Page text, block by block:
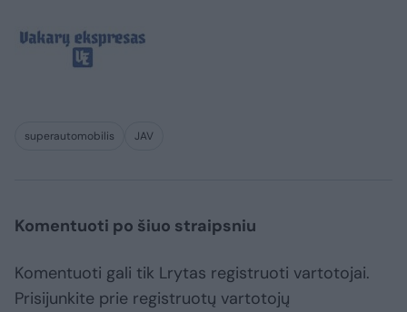
superautomobilis JAV
Komentuoti po šiuo straipsniu
Komentuoti gali tik Lrytas registruoti vartotojai.
Prisijunkite prie registruotų vartotojų